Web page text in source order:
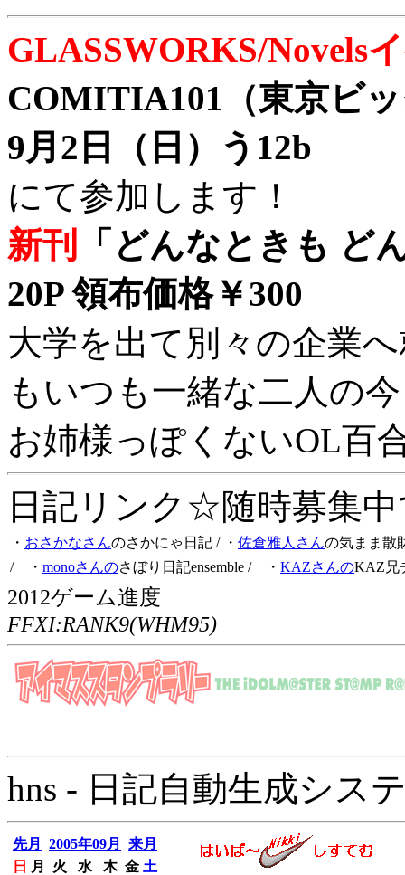
GLASSWORKS/Novels
COMITIA101（東京ビ
9月2日（日）う12b
にて参加します！
新刊
「どんなときも ど
20P 領布価格￥300
大学を出て別々の企業
もいつも一緒な二人の
お姉様っぽくないOL百
日記リンク☆随時募集
・ おさかなさんのさかにゃ日記 / ・ 佐倉雅人さんの気まま散
/ ・ monoさんのさぼり日記ensemble / ・ KAZさんのKAZ兄
2012ゲーム進度
FFXI:RANK9(WHM95)
hns - 日記自動生成シス
先月 2005年09月
来月
日
月 火 水 木 金 土